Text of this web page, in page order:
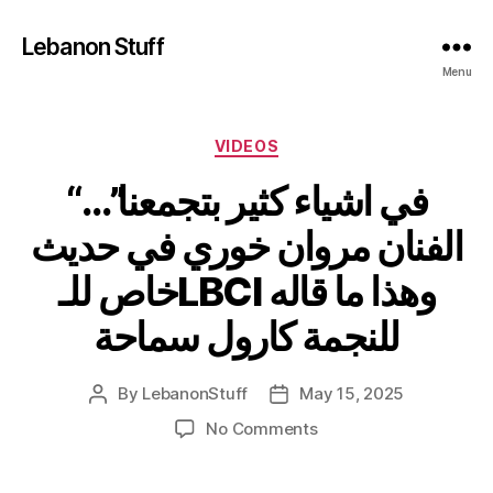
Lebanon Stuff
Menu
Categories
VIDEOS
“في اشياء كثير بتجمعنا”…
الفنان مروان خوري في حديث
خاص للـLBCI وهذا ما قاله
للنجمة كارول سماحة
Post
By LebanonStuff
PostMay 15, 2025
No Commentson